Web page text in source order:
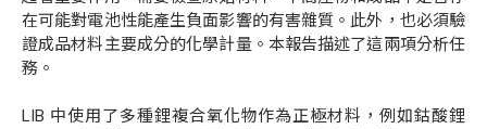
在可能對電池性能產生負面影響的有害雜質。此外，也必須驗
證成品材料主要成分的化學計量。本報告描述了這兩項分析任
務。
LIB 中使用了多種鋰複合氧化物作為正極材料，例如鈷酸鋰